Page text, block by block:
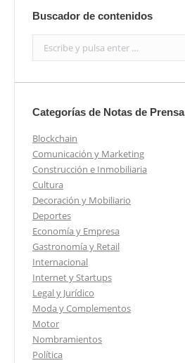
Buscador de contenidos
Categorías de Notas de Prensa
Blockchain
Comunicación y Marketing
Construcción e Inmobiliaria
Cultura
Decoración y Mobiliario
Deportes
Economía y Empresa
Gastronomía y Retail
Internacional
Internet y Startups
Legal y Jurídico
Moda y Complementos
Motor
Nombramientos
Política